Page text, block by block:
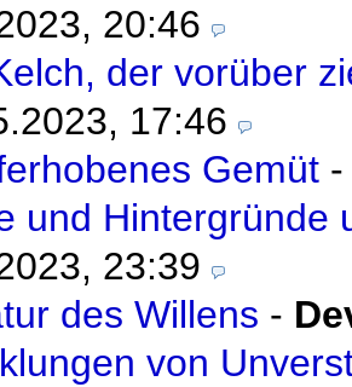
20:46
der vorüber
17:46
Gemüt
und Hintergründe
23:39
des Willens -
von